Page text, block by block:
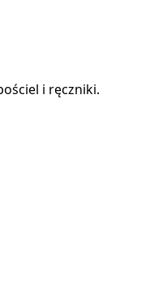
i ręczniki.